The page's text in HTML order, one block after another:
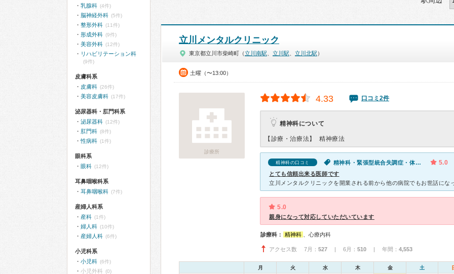
立川メンタルクリニック
東京都立川市柴崎町（立川南駅 立川駅 立川北駅 ）
土曜（〜13:00）
診療所
4.33 口コミ2件
精神科について
【診療・治療法】 精神療法
精神科の口コミ 精神科・緊張型統合失調症・体調不良・寝つきが悪い・不眠・性欲の低下（男性）・気が滅入る・不安・幻想・妄想 5.0
とても信頼出来る医師です
5.0
親身になって対応していただいています
診療科： 精神科 、心療内科
アクセス数 7月： 527 | 6月： 510 | 年間： 4,553
月 火 水 木 金 土
乳腺科 (4件)
脳神経外科 (5件)
整形外科 (11件)
形成外科 (9件)
美容外科 (12件)
リハビリテーション科
(9件)
皮膚科系
皮膚科 (26件)
美容皮膚科 (17件)
泌尿器科・肛門科系
泌尿器科 (12件)
肛門科 (8件)
性病科 (1件)
眼科系
眼科 (12件)
耳鼻咽喉科系
耳鼻咽喉科 (7件)
産婦人科系
産科 (1件)
婦人科 (10件)
産婦人科 (6件)
小児科系
小児科 (6件)
小児外科 (0)